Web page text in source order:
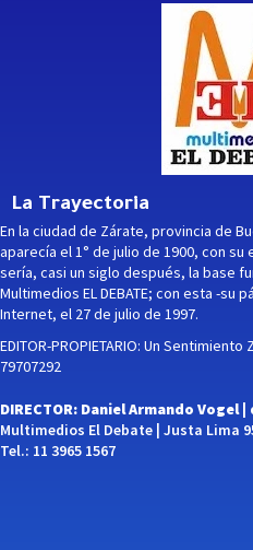
La Trayectoria
En la ciudad de Zárate, provincia de
aparecía el 1° de julio de 1900, con
sería, casi un siglo después, la base
Multimedios EL DEBATE; con esta -su
Internet, el 27 de julio de 1997.
EDITOR-PROPIETARIO: Un Sentimiento
79707292
DIRECTOR: Daniel Armando Vogel |
Multimedios El Debate | Justa Lima
Tel.: 11 3965 1567